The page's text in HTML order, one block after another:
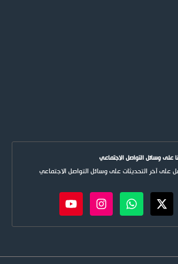
على وسائل التواصل الاجتماعي
على آخر التحديثات على وسائل التواصل الاجتماعي